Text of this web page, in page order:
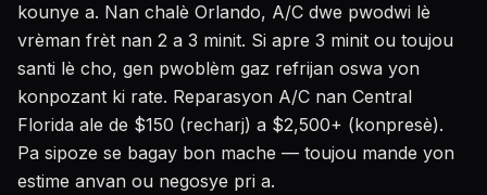
kounye a. Nan chalè Orlando, A/C dwe pwodwi lè
vrèman frèt nan 2 a 3 minit. Si apre 3 minit ou toujou
santi lè cho, gen pwoblèm gaz refrijan oswa yon
konpozant ki rate. Reparasyon A/C nan Central
Florida ale de $150 (recharj) a $2,500+ (konpresè).
Pa sipoze se bagay bon mache — toujou mande yon
estime anvan ou negosye pri a.